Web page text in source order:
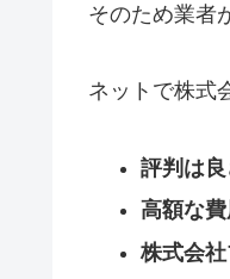
そのため業者
ネットで株式
評判は
高額な
株式会社